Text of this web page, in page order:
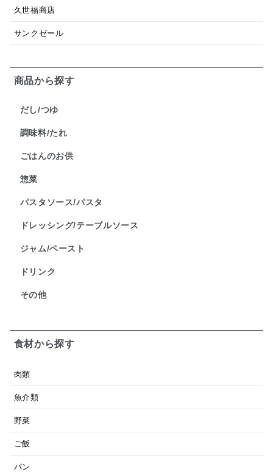
久世福商店
サンクゼール
商品から探す
だし/つゆ
調味料/たれ
ごはんのお供
惣菜
パスタソース/パスタ
ドレッシング/テーブルソース
ジャム/ペースト
ドリンク
その他
食材から探す
肉類
魚介類
野菜
ご飯
パン